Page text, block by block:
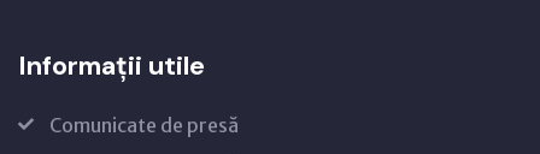
Informații utile
Comunicate de presă